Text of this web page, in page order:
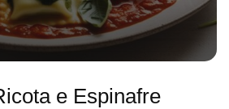
e Espinafre